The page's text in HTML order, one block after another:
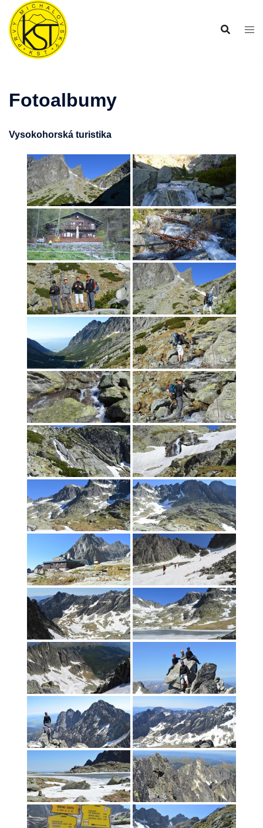
Preskočiť
obsah
Fotoalbumy
Vysokohorská turistika